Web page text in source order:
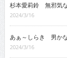
杉本愛莉鈴 無邪気な
2024/3/16
あぁ～しらき 男か
2024/3/16